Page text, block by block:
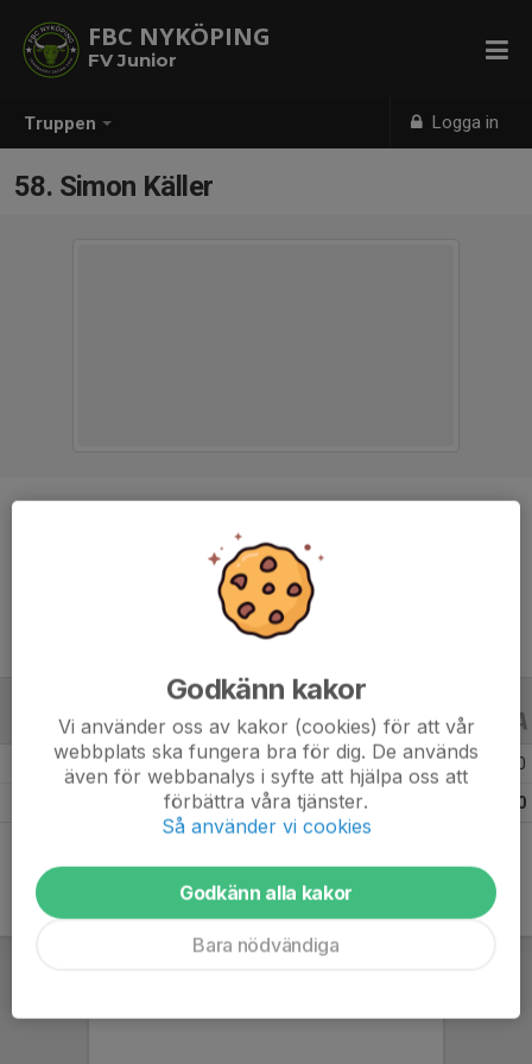
Truppen Logga in
FBC NYKÖPING
FV Junior
58. Simon Käller
37 år
ALLA SERIER ALLA ÅR
Säsongen 25/26 16 0 - 5 0 0
16 0 0
Godkänn kakor
Vi använder oss av kakor (cookies) för att vår
webbplats ska fungera bra för dig. De används
även för webbanalys i syfte att hjälpa oss att
förbättra våra tjänster.
Så använder vi cookies
Godkänn alla kakor
Bara nödvändiga